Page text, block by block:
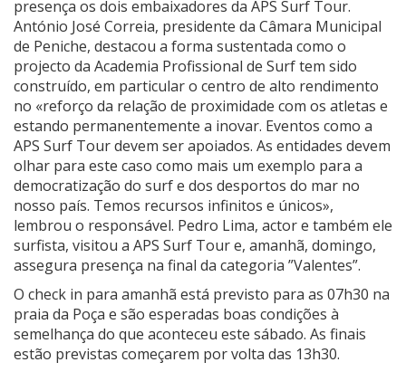
presença os dois embaixadores da APS Surf Tour.
António José Correia, presidente da Câmara Municipal
de Peniche, destacou a forma sustentada como o
projecto da Academia Profissional de Surf tem sido
construído, em particular o centro de alto rendimento
no «reforço da relação de proximidade com os atletas e
estando permanentemente a inovar. Eventos como a
APS Surf Tour devem ser apoiados. As entidades devem
olhar para este caso como mais um exemplo para a
democratização do surf e dos desportos do mar no
nosso país. Temos recursos infinitos e únicos»,
lembrou o responsável. Pedro Lima, actor e também ele
surfista, visitou a APS Surf Tour e, amanhã, domingo,
assegura presença na final da categoria ”Valentes”.
O check in para amanhã está previsto para as 07h30 na
praia da Poça e são esperadas boas condições à
semelhança do que aconteceu este sábado. As finais
estão previstas começarem por volta das 13h30.